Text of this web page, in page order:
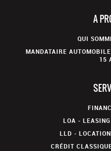
A
QUI
MANDATAIRE
15
LOA -
LLD -
CRÉDIT